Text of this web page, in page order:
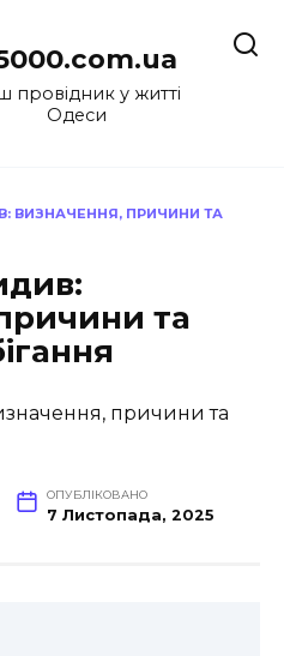
провідник у житті
Одеси
ВИЗНАЧЕННЯ, ПРИЧИНИ ТА
та
ОПУБЛІКОВАНО
7 Листопада, 2025